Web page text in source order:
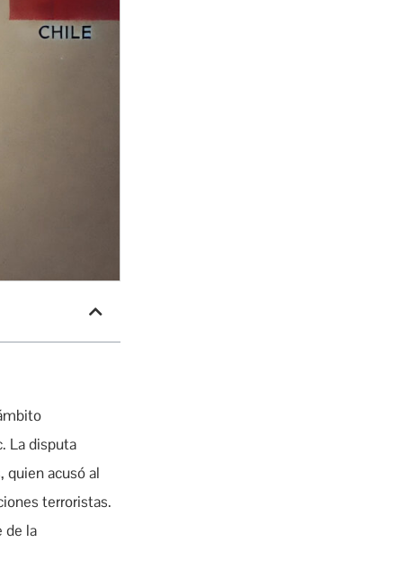
La disputa
quien acusó al
terroristas.
de la